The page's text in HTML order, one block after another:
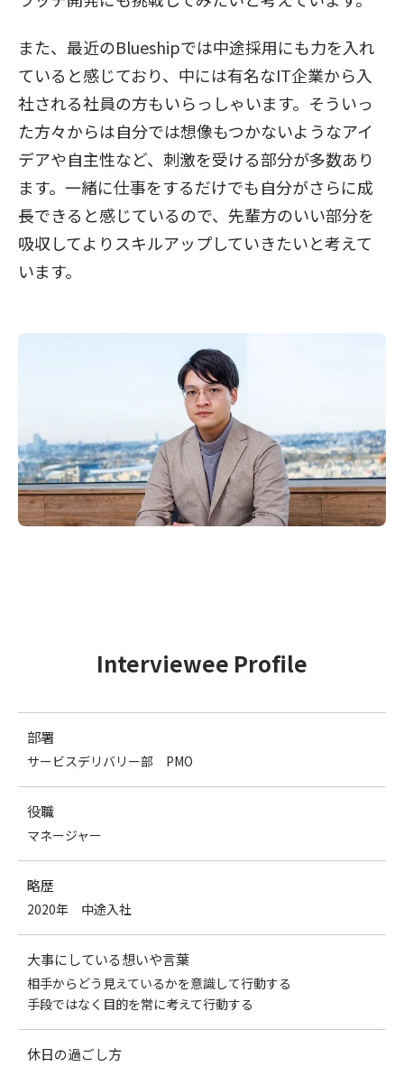
また、最近のBlueshipでは中途採用にも力を入れ
ていると感じており、中には有名なIT企業から入
社される社員の方もいらっしゃいます。そういっ
た方々からは自分では想像もつかないようなアイ
デアや自主性など、刺激を受ける部分が多数あり
ます。一緒に仕事をするだけでも自分がさらに成
長できると感じているので、先輩方のいい部分を
吸収してよりスキルアップしていきたいと考えて
います。
Interviewee Profile
部署
サービスデリバリー部 PMO
役職
マネージャー
略歴
2020年 中途入社
大事にしている想いや言葉
相手からどう見えているかを意識して行動する
手段ではなく目的を常に考えて行動する
休日の過ごし方